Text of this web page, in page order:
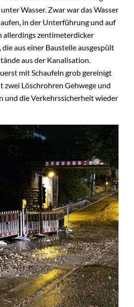
Wasser. Zwar war das Wasser
in der Unterführung und auf
allerdings zentimeterdicker
die aus einer Baustelle ausgespült
aus der Kanalisation.
mit Schaufeln grob gereinigt
zwei Löschrohren Gehwege und
und die Verkehrssicherheit wieder